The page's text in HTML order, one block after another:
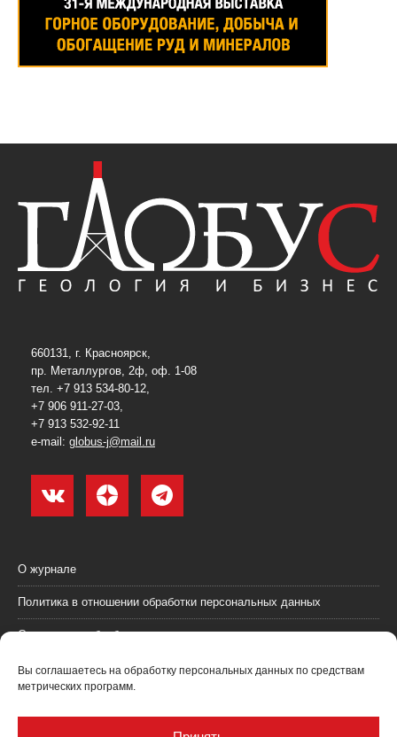
Вы соглашаетесь на обработку персональных данных по средствам
метрических программ.
660131, г. Красноярск,
пр. Металлургов, 2ф, оф. 1-08
тел. +7 913 534-80-12,
+7 906 911-27-03,
+7 913 532-92-11
e-mail: globus-j@mail.ru
О журнале
Политика в отношении обработки персональных данных
Согласие на обработку персональных данных
Пользовательское соглашение (оферта)